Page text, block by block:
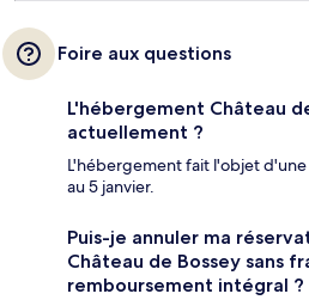
Foire aux questions
L'hébergement Château
actuellement ?
L'hébergement fait l'objet
au 5 janvier.
Puis-je annuler ma
Château de Bossey sans
remboursement intégral ?